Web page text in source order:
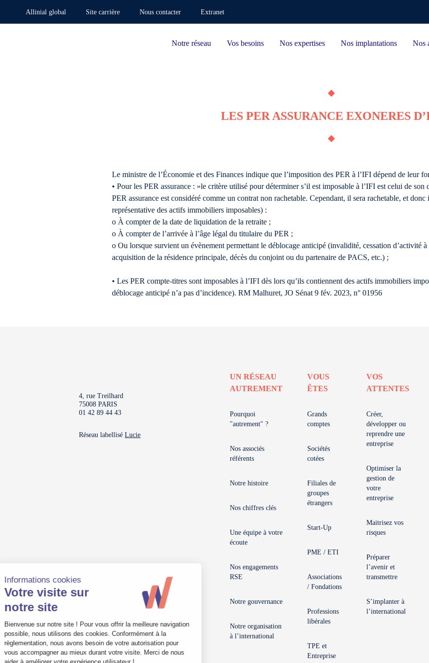
Allinial global Site carrière Nous contacter Extranet
Notre réseau Vos besoins Nos expertises Nos implantations Nos
LES PER ASSURANCE EXONERES
Le ministre de l’Économie et des Finances indique que l’imposition des PER à l’IFI dépend de leur
• Pour les PER assurance : »le critère utilisé pour déterminer s’il est imposable à l’IFI est celui de son
PER assurance est considéré comme un contrat non rachetable. Cependant, il sera rachetable, et
représentative des actifs immobiliers imposables) :
o À compter de la date de liquidation de la retraite ;
o À compter de l’arrivée à l’âge légal du titulaire du PER ;
o Ou lorsque survient un évènement permettant le déblocage anticipé (invalidité, cessation d’activité
acquisition de la résidence principale, décès du conjoint ou du partenaire de PACS, etc.) ;
• Les PER compte-titres sont imposables à l’IFI dès lors qu’ils contiennent des actifs immobiliers
déblocage anticipé n’a pas d’incidence). RM Malhuret, JO Sénat 9 fév. 2023, n° 01956
4, rue Treilhard
75008 PARIS
01 42 89 44 43
Réseau labellisé Lucie
UN RÉSEAU
AUTREMENT
Pourquoi
"autrement" ?
Nos associés
référents
Notre histoire
Nos chiffres clés
Une équipe à votre
écoute
Nos engagements
RSE
Notre gouvernance
Notre organisation
à l’international
VOUS
ÊTES
Grands
comptes
Sociétés
cotées
Filiales de
groupes
étrangers
Start-Up
PME / ETI
Associations
/ Fondations
Professions
libérales
TPE et
Entreprise
VOS
ATTENTES
Créer,
développer ou
reprendre une
entreprise
Optimiser la
gestion de
votre
entreprise
Maitrisez vos
risques
Préparer
l’avenir et
transmettre
S’implanter à
l’international